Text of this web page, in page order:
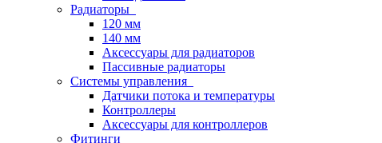
Радиаторы
120 мм
140 мм
Аксессуары для радиаторов
Пассивные радиаторы
Системы управления
Датчики потока и температуры
Контроллеры
Аксессуары для контроллеров
Фитинги